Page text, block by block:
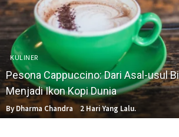
KULINER
Pesona Cappuccino: Dari Asal-usul
Menjadi Ikon Kopi Dunia
By Dharma Chandra 2 Hari Yang Lalu.